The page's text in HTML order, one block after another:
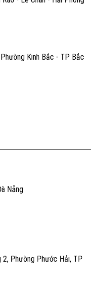
Kinh Bắc - TP Bắc
Nẵng
2, Phường Phước Hải, TP